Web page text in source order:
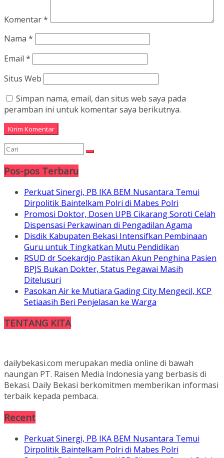
Komentar*
Nama *
Email *
Situs Web
Simpan nama, email, dan situs web saya pada
peramban ini untuk komentar saya berikutnya.
Pos-pos Terbaru
Perkuat Sinergi, PB IKA BEM Nusantara Temui
Dirpolitik Baintelkam Polri di Mabes Polri
Promosi Doktor, Dosen UPB Cikarang Soroti Celah
Dispensasi Perkawinan di Pengadilan Agama
Disdik Kabupaten Bekasi Intensifkan Pembinaan
Guru untuk Tingkatkan Mutu Pendidikan
RSUD dr Soekardjo Pastikan Akun Penghina Pasien
BPJS Bukan Dokter, Status Pegawai Masih
Ditelusuri
Pasokan Air ke Mutiara Gading City Mengecil, KCP
Setiaasih Beri Penjelasan ke Warga
TENTANG KITA
dailybekasi.com merupakan media online di bawah
naungan PT. Raisen Media Indonesia yang berbasis di
Bekasi. Daily Bekasi berkomitmen memberikan informasi
terbaik kepada pembaca.
Recent
Perkuat Sinergi, PB IKA BEM Nusantara Temui
Dirpolitik Baintelkam Polri di Mabes Polri